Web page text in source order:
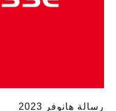
رسالة هانوفر 2023